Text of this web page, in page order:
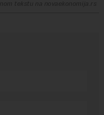
tekstu na novaekonomija.rs